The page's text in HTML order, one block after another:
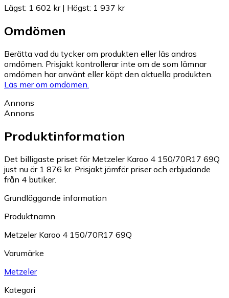
Lägst: 1 602 kr| Högst: 1 937 kr
Omdömen
Berätta vad du tycker om produkten eller läs andras
omdömen. Prisjakt kontrollerar inte om de som lämnar
omdömen har använt eller köpt den aktuella produkten.
Läs mer om omdömen.
Annons
Annons
Produktinformation
Det billigaste priset för Metzeler Karoo 4 150/70R17 69Q
just nu är 1 876 kr. Prisjakt jämför priser och erbjudande
från 4 butiker.
Grundläggande information
Produktnamn
Metzeler Karoo 4 150/70R17 69Q
Varumärke
Metzeler
Kategori